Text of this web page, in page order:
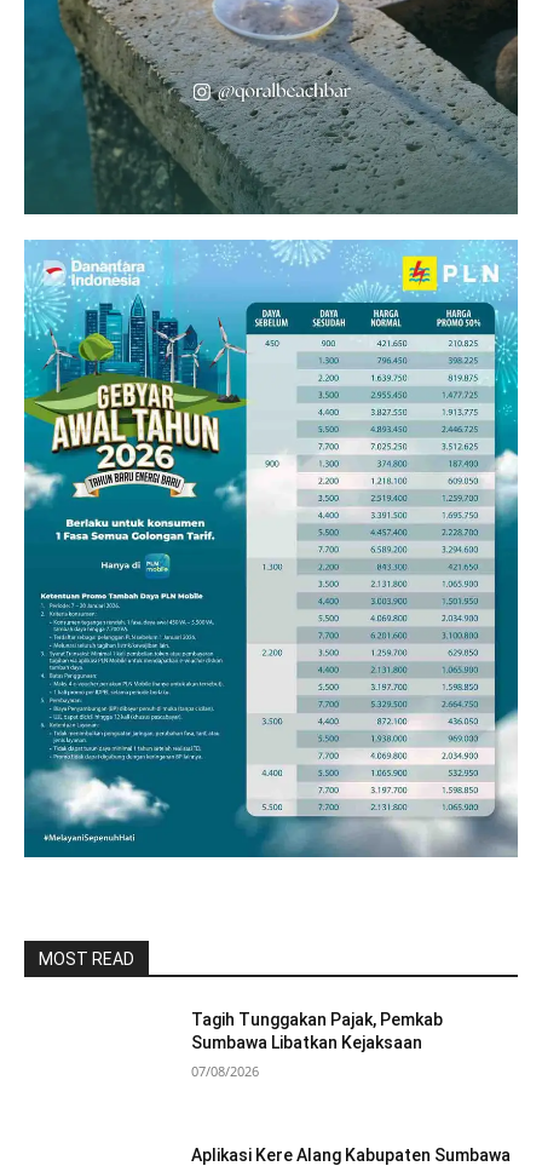
MOST READ
Tagih Tunggakan Pajak, Pemkab
Sumbawa Libatkan Kejaksaan
07/08/2026
Aplikasi Kere Alang Kabupaten Sumbawa